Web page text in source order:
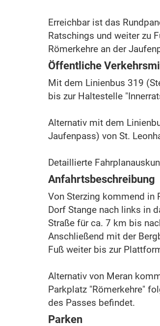
Erreichbar ist das
Ratschings und weiter zu
Römerkehre an der
Öffentliche
Mit dem Linienbus 319
bis zur Haltestelle
Alternativ mit dem
Jaufenpass) von St.
Detaillierte
Anfahrtsbeschreibung
Von Sterzing kommend in
Dorf Stange nach links in
Straße für ca. 7 km bis
Anschließend mit der
Fuß weiter bis zur
Alternativ von Meran
Parkplatz "Römerkehre"
des Passes befindet.
Parken